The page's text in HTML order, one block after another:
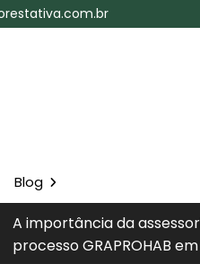
Blog
A importância da
processo GRAPROHAB
Solicite um